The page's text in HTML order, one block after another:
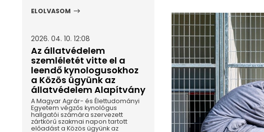
ELOLVASOM
2026. 04. 10. 12:08
Az állatvédelem
szemléletét vitte el a
leendő kynologusokhoz
a Közös ügyünk az
állatvédelem Alapítvány
A Magyar Agrár- és Élettudományi
Egyetem végzős kynológus
hallgatói számára szervezett
zártkörű szakmai napon tartott
előadást a Közös ügyünk az